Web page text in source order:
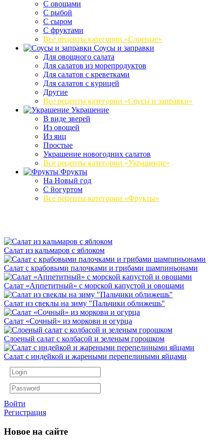
С овощами
С рыбой
С сыром
С фруктами
Все рецепты категории «Слоеные»
Соусы и заправки
Для овощного салата
Для салатов из морепродуктов
Для салатов с креветками
Для салатов с курицей
Другие
Все рецепты категории «Соусы и заправки»
Украшение
В виде зверей
Из овощей
Из яиц
Простые
Украшение новогодних салатов
Все рецепты категории «Украшение»
Фрукты
На Новый год
С йогуртом
Все рецепты категории «Фрукты»
Салат из кальмаров с яблоком
Салат с крабовыми палочками и грибами шампиньонами
Салат «Аппетитный» с морской капустой и овощами
Салат из свеклы на зиму "Пальчики оближешь"
Салат «Сочный» из моркови и огурца
Слоеный салат с колбасой и зеленым горошком
Салат с индейкой и жареными перепелиными яйцами
Войти
Регистрация
Новое на сайте